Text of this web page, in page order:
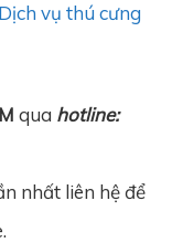
Dịch vụ thú cưng
qua hotline:
nhất liên hệ để